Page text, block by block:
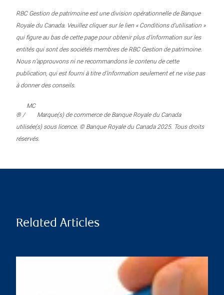
RBC Gestion de patrimoine est une division opérationnelle de Banque
Royale du Canada. Veuillez cliquer sur le lien « Conditions d’utilisation »
qui figure au bas de cette page pour obtenir plus d’information sur les
entités qui sont des sociétés membres de RBC Gestion de patrimoine.
Nous n’approuvons ni ne recommandons le contenu de cette
publication, qui est fourni à titre d’information seulement et ne vise pas
à donner des conseils.
® /
MC
Marque(s) de commerce de Banque Royale du Canada
utilisée(s) sous licence. © Banque Royale du Canada 2025. Tous droits
réservés.
Related Articles